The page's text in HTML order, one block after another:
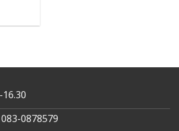
0878579